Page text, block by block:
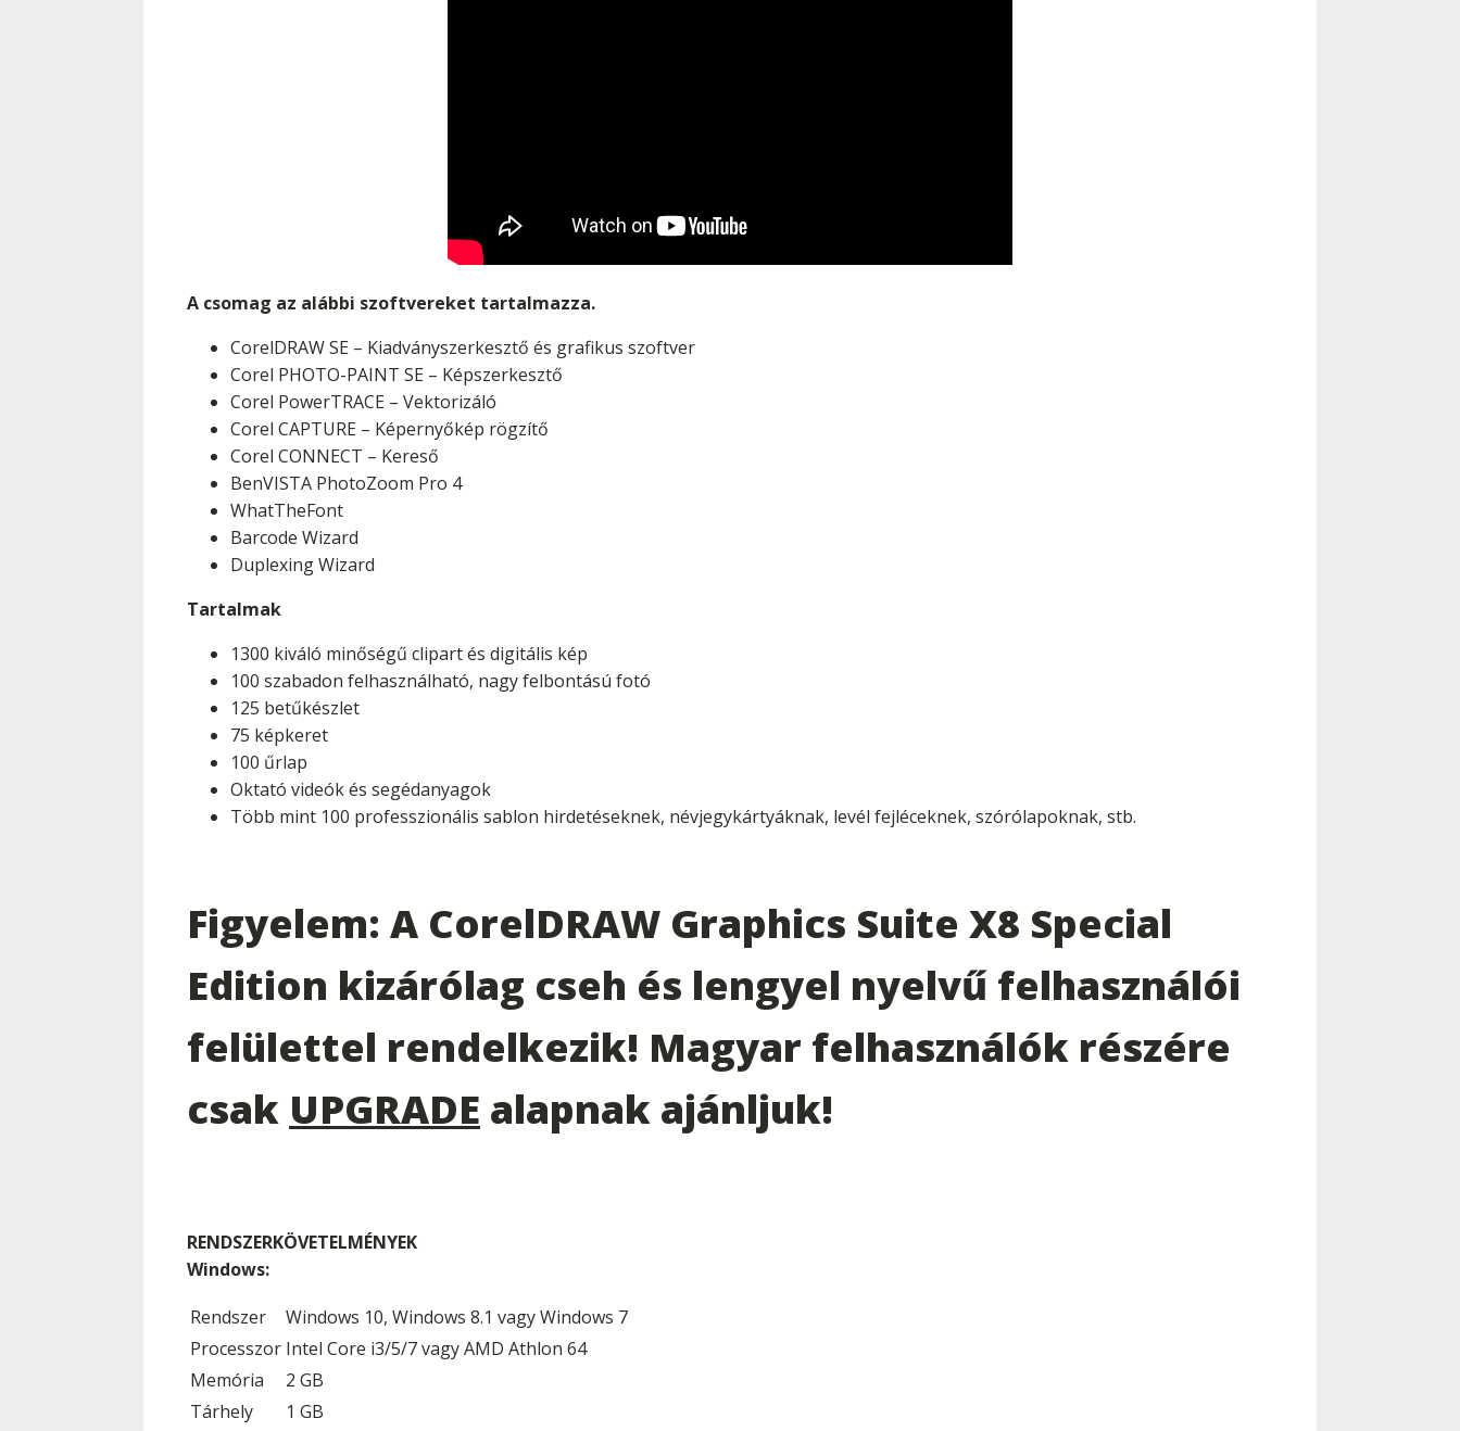
A csomag az alábbi szoftvereket tartalmazza.
CorelDRAW SE – Kiadványszerkesztő és grafikus szoftver
Corel PHOTO-PAINT SE – Képszerkesztő
Corel PowerTRACE – Vektorizáló
Corel CAPTURE – Képernyőkép rögzítő
Corel CONNECT – Kereső
BenVISTA PhotoZoom Pro 4
WhatTheFont
Barcode Wizard
Duplexing Wizard
Tartalmak
1300 kiváló minőségű clipart és digitális kép
100 szabadon felhasználható, nagy felbontású fotó
125 betűkészlet
75 képkeret
100 űrlap
Oktató videók és segédanyagok
Több mint 100 professzionális sablon hirdetéseknek, névjegykártyáknak, levél fejléceknek, szórólapoknak, stb.
Figyelem: A CorelDRAW Graphics Suite X8 Special
Edition kizárólag cseh és lengyel nyelvű felhasználói
felülettel rendelkezik! Magyar felhasználók részére
csak UPGRADE alapnak ajánljuk!
RENDSZERKÖVETELMÉNYEK
Windows:
Rendszer
Windows 10, Windows 8.1 vagy Windows 7
Processzor Intel Core i3/5/7 vagy AMD Athlon 64
Memória
2 GB
Tárhely
1 GB